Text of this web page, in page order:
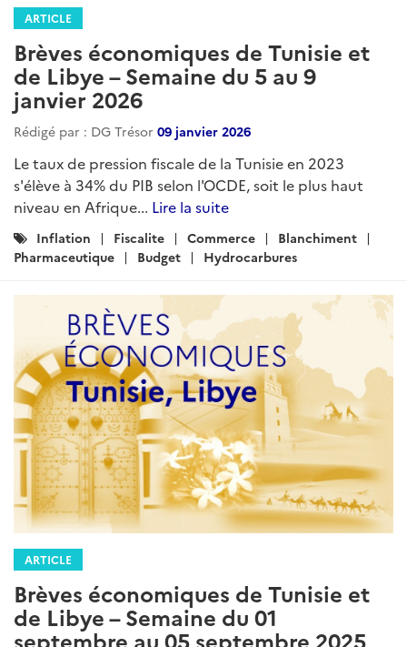
ARTICLE
Brèves économiques de Tunisie et
de Libye – Semaine du 5 au 9
janvier 2026
Rédigé par : DG Trésor 09 janvier 2026
Le taux de pression fiscale de la Tunisie en 2023
s'élève à 34% du PIB selon l'OCDE, soit le plus haut
niveau en Afrique... Lire la suite
Catégories
:
Inflation Fiscalite Commerce
Blanchiment
Pharmaceutique
Budget Hydrocarbures
ARTICLE
Brèves économiques de Tunisie et
de Libye – Semaine du 01
septembre au 05 septembre 2025